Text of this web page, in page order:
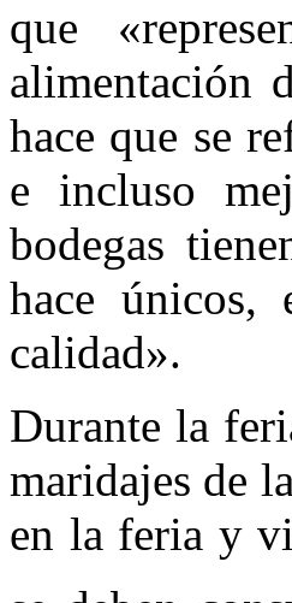
que
alimentación
hace que se
e incluso
bodegas
hace
calidad».
Durante la
maridajes de
en la feria y